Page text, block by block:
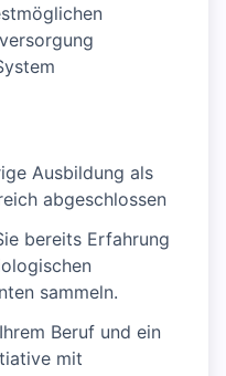
Ausbildung als
abgeschlossen
bereits Erfahrung
sammeln.
Beruf und ein
mit